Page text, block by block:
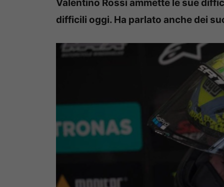
Valentino Rossi ammette le sue
difficili oggi. Ha parlato anche dei